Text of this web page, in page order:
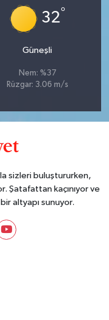
32°
Güneşli
Nem: %37
Rüzgar: 3.06 m/s
sizleri buluştururken,
Şatafattan kaçınıyor ve
altyapı sunuyor.